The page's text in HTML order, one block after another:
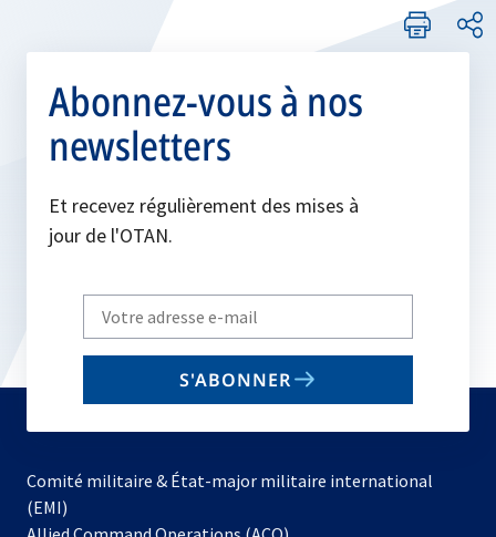
Abonnez-vous à nos
newsletters
Et recevez régulièrement des mises à
jour de l'OTAN.
Write
your
email
S'ABONNER
Comité militaire & État-major militaire international
(EMI)